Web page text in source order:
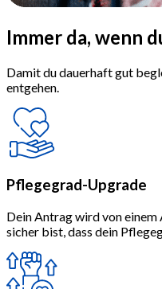
Immer da, wenn
Damit du dauerhaft gut
entgehen.
Pflegegrad-Upgrade
Dein Antrag wird von
sicher bist, dass dein